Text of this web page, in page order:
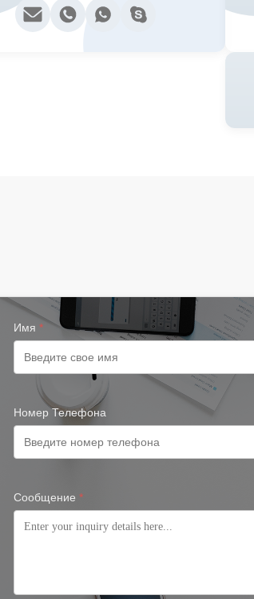
Имя *
Номер Телефона
Сообщение *